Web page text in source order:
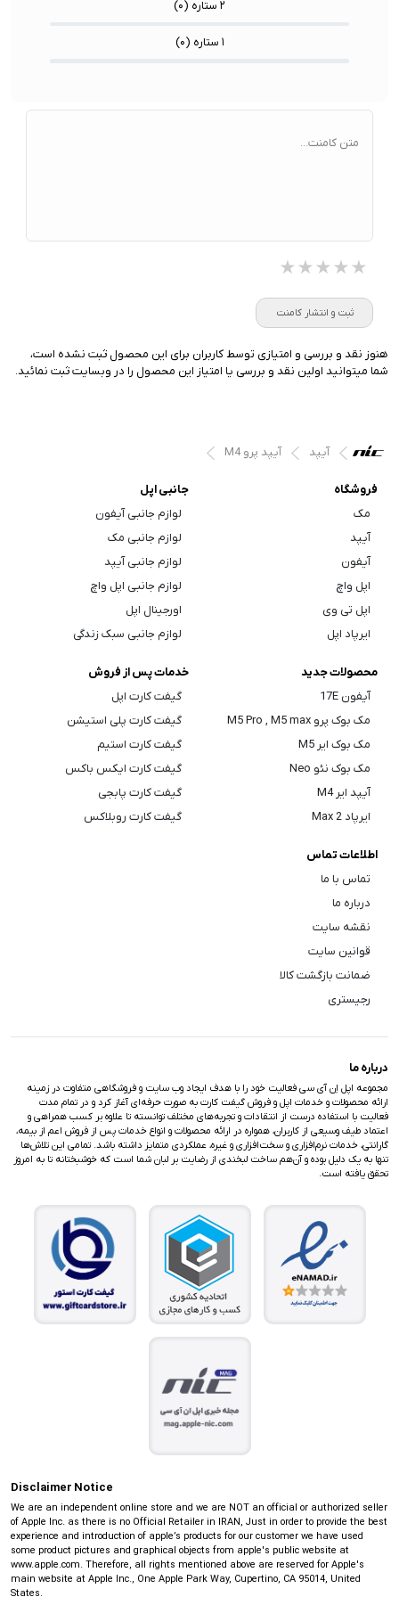
۲ ستاره ( ۰)
۱ ستاره ( ۰)
متن کامنت...
★★★★★
★★★★★
★★★★★
ثبت و انتشار کامنت
هنوز نقد و بررسی و امتیازی توسط کاربران برای این محصول ثبت نشده است،
شما میتوانید اولین نقد و بررسی یا امتیاز این محصول را در وبسایت ثبت نمائید.
آیپد آیپد پرو M4
فروشگاه
مک
آیپد
آیفون
اپل واچ
اپل تی وی
ایرپاد اپل
جانبی اپل
لوازم جانبی آیفون
لوازم جانبی مک
لوازم جانبی آیپد
لوازم جانبی اپل واچ
اورجینال اپل
لوازم جانبی سبک زندگی
محصولات جدید
آیفون 17E
مک بوک پرو M5 Pro , M5 max
مک بوک ایر M5
مک بوک نئو Neo
آیپد ایر M4
ایرپاد Max 2
خدمات پس از فروش
گیفت کارت اپل
گیفت کارت پلی استیشن
گیفت کارت استیم
گیفت کارت ایکس باکس
گیفت کارت پابجی
گیفت کارت روبلاکس
اطلاعات تماس
تماس با ما
درباره ما
نقشه سایت
قوانین سایت
ضمانت بازگشت کالا
رجیستری
درباره ما
مجموعه اپل اِن آی سی فعالیت خود را با هدف ایجاد وب سایت و فروشگاهی متفاوت در زمینه
ارائه محصولات و خدمات اپل و فروش گیفت کارت به صورت حرفه‌ای آغاز کرد و در تمام مدت
فعالیت با استفاده درست از انتقادات و تجربه‌های مختلف توانسته تا علاوه بر کسب همراهی و
اعتماد طیف وسیعی از کاربران، همواره در ارائه محصولات و انواع خدمات پس از فروش اعم از بیمه،
گارانتی، خدمات نرم‌افزاری و سخت‌افزاری و غیره، عملکردی متمایز داشته باشد. تمامی این تلاش‌ها
تنها به یک دلیل بوده و آن‌هم ساخت لبخندی از رضایت بر لبان شما است که خوشبختانه تا به امروز
تحقق یافته است.
Disclaimer Notice
We are an independent online store and we are NOT an official or authorized seller
of Apple Inc. as there is no Official Retailer in IRAN, Just in order to provide the best
experience and introduction of apple’s products for our customer we have used
some product pictures and graphical objects from apple's public website at
www.apple.com. Therefore, all rights mentioned above are reserved for Apple's
main website at Apple Inc., One Apple Park Way, Cupertino, CA 95014, United
States.